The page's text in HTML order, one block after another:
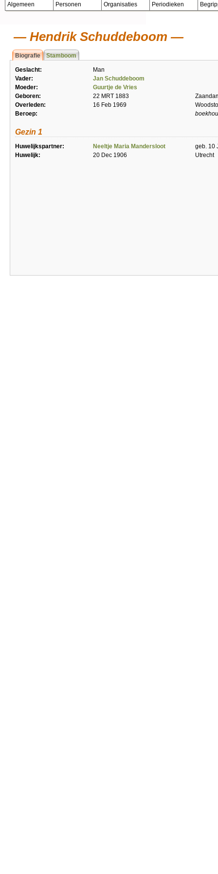
Algemeen Personen Organisaties Periodieken
Hendrik Schuddeboom
Biografie Stamboom
Geslacht:
Man
Vader:
Jan Schuddeboom
Moeder:
Guurtje de Vries
Geboren:
22 MRT 1883
Overleden:
16 Feb 1969
Beroep:
Gezin 1
Huwelijkspartner: Neeltje Maria Mandersloot
geb. 10
Huwelijk:
20 Dec 1906 Utrecht